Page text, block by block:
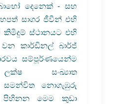
දෙනෙක් - සහ
සාගර ජීවීන් එහි
කිමිදුම් ස්ථානයට එහි
වන කාර්ඩිනල් බාර්ජ්
සම්පූර්ණයෙන්ම
සංඛ්‍යාත
සමන්විත නොගැඹුරු
පිහිනන මෙම කුඩා